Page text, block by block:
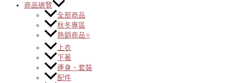
商品總覽
全部商品
秋冬專區
熱銷商品⭐
上衣
下著
連身、套裝
配件